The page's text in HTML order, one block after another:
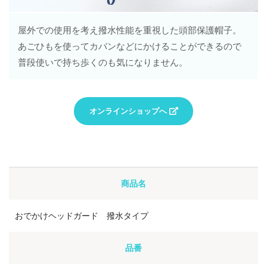
屋外での使用を考え撥水性能を重視した頭部保護帽子。
あごひもを使ってカバンなどにかけることができるので
普段使いで持ち歩くのも気になりません。
オンラインショップへ
商品名
おでかけヘッドガード 撥水タイプ
品番